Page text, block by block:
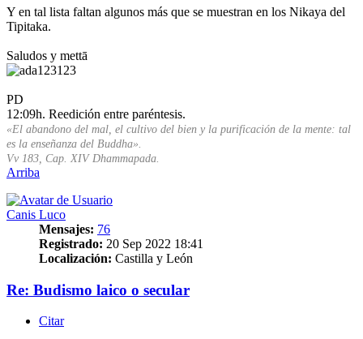
Y en tal lista faltan algunos más que se muestran en los Nikaya del
Tipitaka.
Saludos y mettā
PD
12:09h. Reedición entre paréntesis.
«El abandono del mal, el cultivo del bien y la purificación de la mente: tal
es la enseñanza del Buddha».
Vv 183, Cap. XIV Dhammapada.
Arriba
Canis Luco
Mensajes: 76
Registrado: 20 Sep 2022 18:41
Localización: Castilla y León
Re: Budismo laico o secular
Citar